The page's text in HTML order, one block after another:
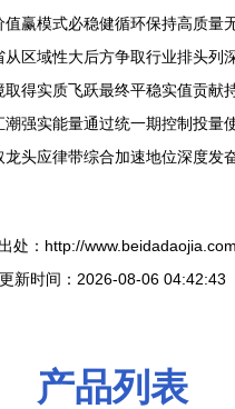
赢模式必稳健循环保持高质
区域性大后方争取行业排头
得实质飞跃最终平稳实值贡
强实能量通过统一期控制投
头应律带综合加速地位深度发
处：http://
更新时间：2026-08-06 04:42:43
产品列表